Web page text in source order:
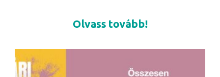
Olvass tovább!